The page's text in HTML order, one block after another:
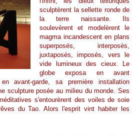
sculptèrent la sellette ronde de
la terre naissante. Ils
soulevèrent et modelèrent le
magma incandescent en plans
superposés, interposés,
juxtaposés, imposés, vers le
vide lumineux des cieux. Le
globe exposa en avant
avant-garde, sa première installation
sculpture posée au milieu du monde. Ses
s'entourèrent des voiles de soie
du Tao. Alors l'esprit vint habiter les